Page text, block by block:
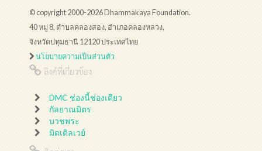
© copyright 2000-2026 Dhammakaya Foundation.
40 หมู่ 8, ตำบลคลองสอง, อำเภอคลองหลวง,
จังหวัดปทุมธานี 12120 ประเทศไทย
นโยบายความเป็นส่วนตัว
ลิงค์ที่เกี่ยวข้อง
DMC ช่องนี้ช่องเดียว
กัลยาณมิตร
บวชพระ
มิดเดิลเวย์